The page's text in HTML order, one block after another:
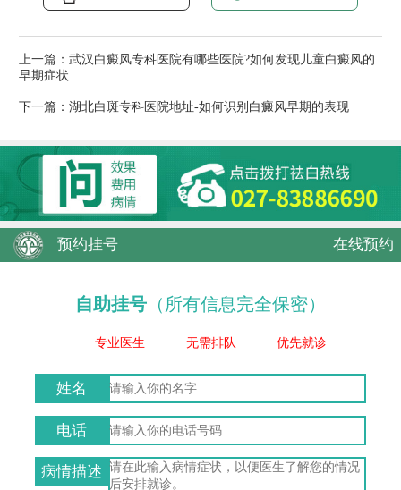
上一篇： 武汉白癜风专科医院有哪些医院?如何发现儿童白癜风的
早期症状
下一篇： 湖北白斑专科医院地址-如何识别白癜风早期的表现
预约挂号 在线预约
自助挂号 （所有信息完全保密）
专业医生 无需排队 优先就诊
姓名
电话
病情描述